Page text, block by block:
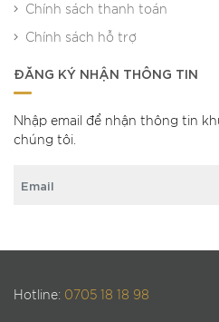
Chính sách thanh toán
Chính sách hỗ trợ
ĐĂNG KÝ NHẬN THÔNG TIN
Nhập email để nhận thông tin
chúng tôi.
Hotline: 0705 18 18 98